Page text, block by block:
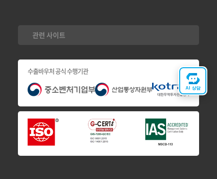
관련 사이트
수출바우처 공식 수행기관
AI 상담